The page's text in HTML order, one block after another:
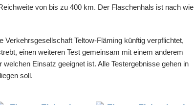
von bis zu 400 km. Der Flaschenhals ist nach wie
Teltow-Fläming künftig verpflichtet,
einen weiteren Test gemeinsam mit einem anderem
Einsatz geeignet ist. Alle Testergebnisse gehen in
soll.